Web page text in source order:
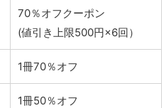
70％オフクーポン
(値引き上限500円×6回）
1冊70％オフ
1冊50％オフ